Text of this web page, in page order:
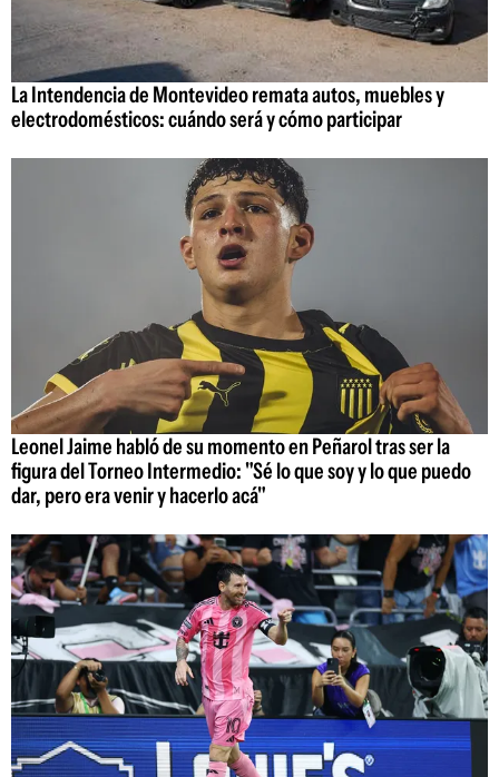
La Intendencia de Montevideo remata autos, muebles y
electrodomésticos: cuándo será y cómo participar
Leonel Jaime habló de su momento en Peñarol tras ser la
figura del Torneo Intermedio: "Sé lo que soy y lo que puedo
dar, pero era venir y hacerlo acá"